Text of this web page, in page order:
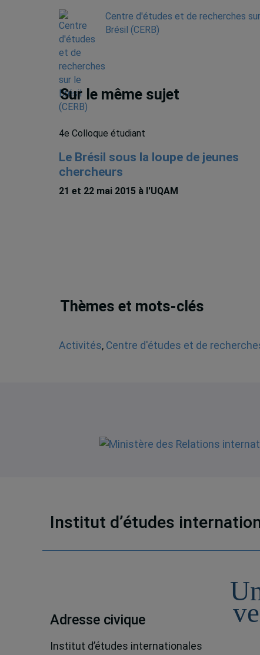
Centre d'études et de recherches
Brésil (CERB)
Sur le même sujet
4e Colloque étudiant
Le Brésil sous la loupe de jeunes
chercheurs
21 et 22 mai 2015 à l'UQAM
Thèmes et mots-clés
Activités, Centre d'études et de
Institut d’études
Adresse civique
Institut d’études internationales